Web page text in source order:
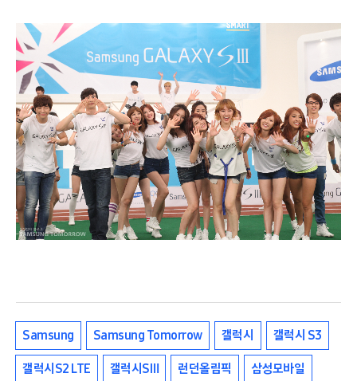
Samsung Samsung Tomorrow 갤럭시 갤럭시 S3
갤럭시S2 LTE 갤럭시SⅢ 런던올림픽 삼성모바일